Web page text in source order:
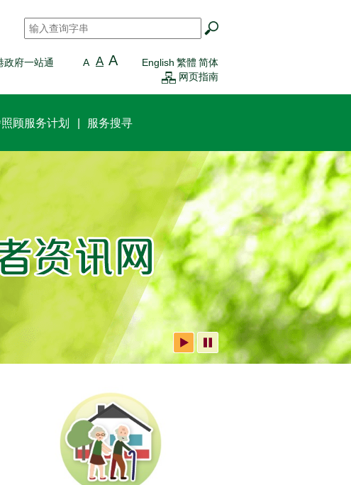
搜寻 *
政府一站通 A A A English 繁體 简体
网页指南
顾服务计划 服务搜寻